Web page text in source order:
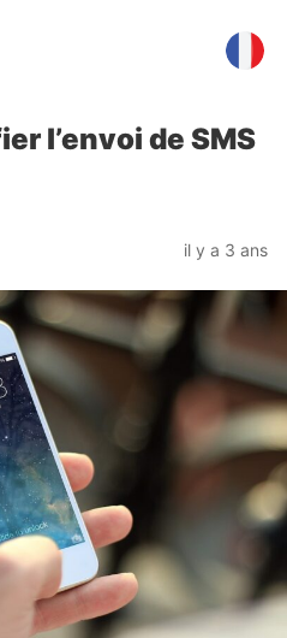
l’envoi de SMS
il y a 3 ans